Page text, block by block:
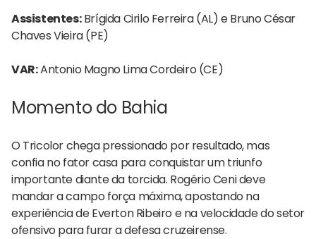
Assistentes:Brígida Cirilo Ferreira (AL) e Bruno César
Chaves Vieira (PE)
VAR:Antonio Magno Lima Cordeiro (CE)
Momento do Bahia
O Tricolor chega pressionado por resultado, mas
confia no fator casa para conquistar um triunfo
importante diante da torcida. Rogério Ceni deve
mandar a campo força máxima, apostando na
experiência de Everton Ribeiro e na velocidade do setor
ofensivo para furar a defesa cruzeirense.